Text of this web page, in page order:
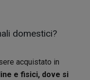
domestici?
acquistato in
e fisici, dove si